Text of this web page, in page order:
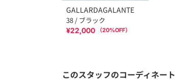
GALLARDAGALANTE
38 / ブラック
¥22,000 （20%OFF）
このスタッフのコーディネート